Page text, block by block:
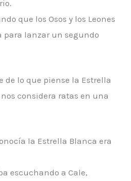
que los Osos y los Leones
lanzar un segundo
lo que piense la Estrella
considera ratas en una
la Estrella Blanca era
escuchando a Cale,